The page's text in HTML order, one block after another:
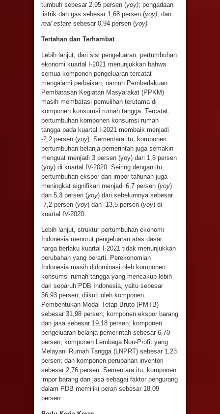
tumbuh sebesar 2,95 persen (yoy); pengadaan
listrik dan gas sebesar 1,68 persen (yoy); dan
real estate sebesar 0,94 persen (yoy).
Tertahan dan Terhambat
Lebih lanjut, dari sisi pengeluaran, pertumbuhan
ekonomi kuartal I-2021 menunjukkan bahwa
semua komponen pengeluaran tercatat
mengalami perbaikan, namun Pemberlakuan
Pembatasan Kegiatan Masyarakat (PPKM)
masih membatasi pemulihan terutama di
komponen konsumsi rumah tangga. Tercatat,
pertumbuhan komponen konsumsi rumah
tangga pada kuartal I-2021 membaik menjadi
-2,2 persen (yoy). Sementara itu, komponen
pertumbuhan belanja pemerintah juga semakin
menguat menjadi 3 persen (yoy) dari 1,8 persen
(yoy) di kuartal IV-2020. Seiring dengan itu,
pertumbuhan ekspor dan impor tahunan juga
meningkat signifikan menjadi 6,7 persen (yoy)
dan 5,3 persen (yoy) dari sebelumnya sebesar
-7,2 persen (yoy) dan -13,5 persen (yoy) di
kuartal IV-2020.
Lebih lanjut, struktur pertumbuhan ekonomi
Indonesia menurut pengeluaran atas dasar
harga berlaku kuartal I-2021 tidak menunjukkan
perubahan yang berarti. Perekonomian
Indonesia masih didominasi oleh komponen
konsumsi rumah tangga yang mencakup lebih
dari separuh PDB Indonesia, yaitu sebesar
56,93 persen; diikuti oleh komponen
Pembentukan Modal Tetap Bruto (PMTB)
sebesar 31,98 persen; komponen ekspor barang
dan jasa sebesar 19,18 persen; komponen
pengeluaran belanja pemerintah sebesar 6,70
persen; komponen Lembaga Non-Profit yang
Melayani Rumah Tangga (LNPRT) sebesar 1,23
persen; dan komponen perubahan inventori
sebesar 2,76 persen. Sementara itu, komponen
impor barang dan jasa sebagai faktor pengurang
dalam PDB memiliki peran sebesar 18,09
persen.